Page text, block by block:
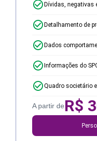
Dívidas, negativas
Detalhamento de
Dados
Informações do
Quadro societário
A partir deR$